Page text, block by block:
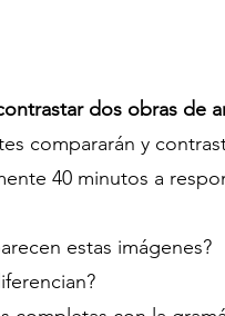
dos obras de
compararán y
40 minutos a
estas imágenes?